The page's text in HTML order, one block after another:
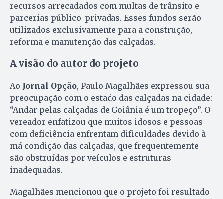
recursos arrecadados com multas de trânsito e
parcerias público-privadas. Esses fundos serão
utilizados exclusivamente para a construção,
reforma e manutenção das calçadas.
A visão do autor do projeto
Ao Jornal Opção, Paulo Magalhães expressou sua
preocupação com o estado das calçadas na cidade:
“Andar pelas calçadas de Goiânia é um tropeço”. O
vereador enfatizou que muitos idosos e pessoas
com deficiência enfrentam dificuldades devido à
má condição das calçadas, que frequentemente
são obstruídas por veículos e estruturas
inadequadas.
Magalhães mencionou que o projeto foi resultado